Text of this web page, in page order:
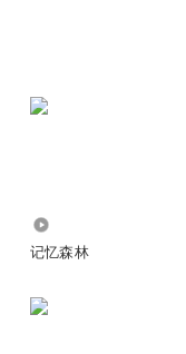
记忆森林